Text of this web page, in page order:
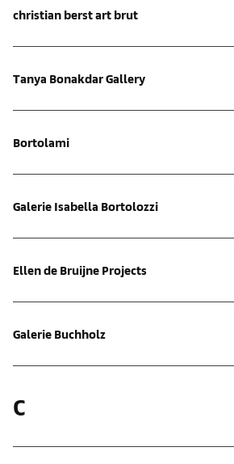
christian berst art brut
Tanya Bonakdar Gallery
Bortolami
Galerie Isabella Bortolozzi
Ellen de Bruijne Projects
Galerie Buchholz
C